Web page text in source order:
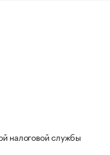
налоговой службы